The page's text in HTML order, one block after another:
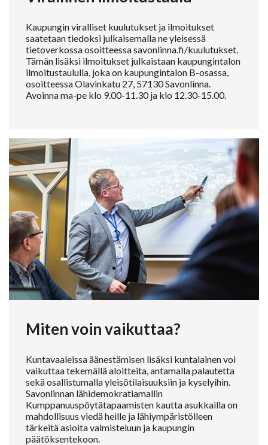
Kaupungin viralliset kuulutukset ja ilmoitukset
saatetaan tiedoksi julkaisemalla ne yleisessä
tietoverkossa osoitteessa savonlinna.fi/kuulutukset.
Tämän lisäksi ilmoitukset julkaistaan kaupungintalon
ilmoitustaululla, joka on kaupungintalon B-osassa,
osoitteessa Olavinkatu 27, 57130 Savonlinna.
Avoinna ma-pe klo 9.00-11.30 ja klo 12.30-15.00.
Miten voin vaikuttaa?
Kuntavaaleissa äänestämisen lisäksi kuntalainen voi
vaikuttaa tekemällä aloitteita, antamalla palautetta
sekä osallistumalla yleisötilaisuuksiin ja kyselyihin.
Savonlinnan lähidemokratiamallin
Kumppanuuspöytätapaamisten kautta asukkailla on
mahdollisuus viedä heille ja lähiympäristölleen
tärkeitä asioita valmisteluun ja kaupungin
päätöksentekoon.